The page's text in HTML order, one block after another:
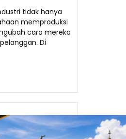
tidak hanya
memproduksi
cara mereka
Di